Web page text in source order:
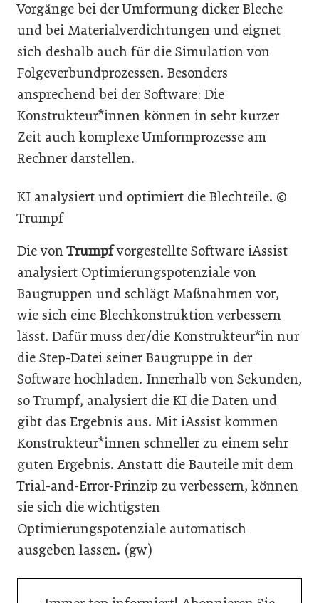
Vorgänge bei der Umformung dicker Bleche
und bei Materialverdichtungen und eignet
sich deshalb auch für die Simulation von
Folgeverbundprozessen. Besonders
ansprechend bei der Software: Die
Konstrukteur*innen können in sehr kurzer
Zeit auch komplexe Umformprozesse am
Rechner darstellen.
KI analysiert und optimiert die Blechteile. ©
Trumpf
Die vonTrumpfvorgestellte Software iAssist
analysiert Optimierungspotenziale von
Baugruppen und schlägt Maßnahmen vor,
wie sich eine Blechkonstruktion verbessern
lässt. Dafür muss der/die Konstrukteur*in nur
die Step-Datei seiner Baugruppe in der
Software hochladen. Innerhalb von Sekunden,
so Trumpf, analysiert die KI die Daten und
gibt das Ergebnis aus. Mit iAssist kommen
Konstrukteur*innen schneller zu einem sehr
guten Ergebnis. Anstatt die Bauteile mit dem
Trial-and-Error-Prinzip zu verbessern, können
sie sich die wichtigsten
Optimierungspotenziale automatisch
ausgeben lassen. (gw)